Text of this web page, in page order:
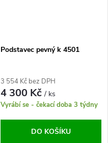
Podstavec pevný k 4501
3 554 Kč bez DPH
4 300 Kč/ ks
Vyrábí se - čekací doba 3 týdny
DO KOŠÍKU